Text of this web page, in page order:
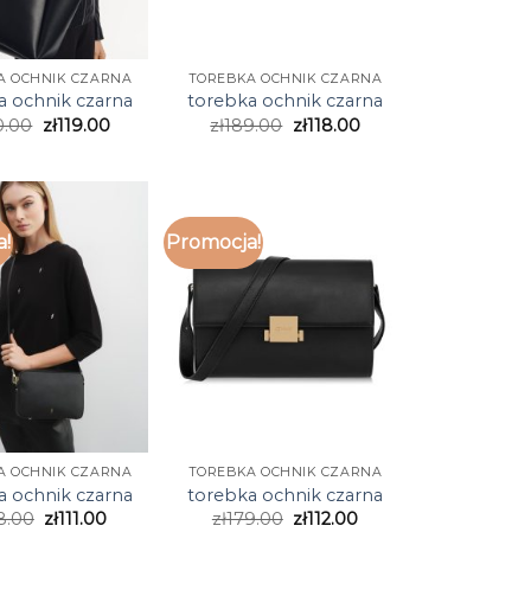
OCHNIK CZARNA
ochnik czarna
zł119.00
TOREBKA OCHNIK CZARNA
torebka ochnik czarna
zł189.00 zł118.00
OCHNIK CZARNA
ochnik czarna
zł111.00
Promocja!
TOREBKA OCHNIK CZARNA
torebka ochnik czarna
zł179.00 zł112.00